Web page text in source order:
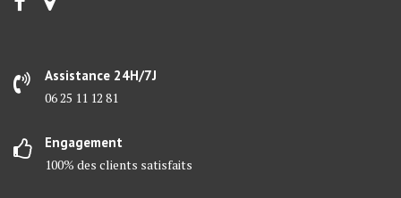
Assistance 24H/7J
06 25 11 12 81
Engagement
100% des clients satisfaits